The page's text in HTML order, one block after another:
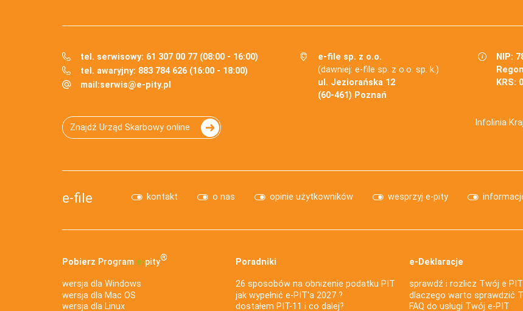
tel. serwisowy: 61 307 00 77 (08:00 - 16:00)
tel. awaryjny: 883 784 626 (16:00 - 18:00)
mail:serwis@e-pity.pl
e-file sp. z o.o.
(dawniej: e-file sp. z o.o. sp. k.)
ul. Jeziorańska 12
(60-461) Poznań
NIP:
KRS:
Znajdź Urząd Skarbowy online Infolinia
e-file kontakt o nas opinie użytkowników wesprzyj e-pity
Pobierz Program e‑pity®
wersja dla Windows
wersja dla Mac OS
wersja dla Linux
Poradniki
26 sposobów na obniżenie podatku PIT
jak wypełnić e-PIT'a 2027 ?
dostałem PIT-11 i co dalej?
e-Deklaracje
sprawdź i rozlicz Twój e
dlaczego warto sprawdzić
FAQ do usługi Twój e-PIT